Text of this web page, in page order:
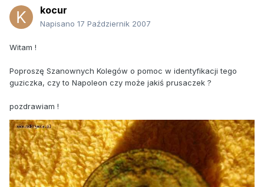
kocur
Napisano 17 Październik 2007
Witam !
Poproszę Szanownych Kolegów o pomoc w identyfikacji tego
guziczka, czy to Napoleon czy może jakiś prusaczek ?
pozdrawiam !